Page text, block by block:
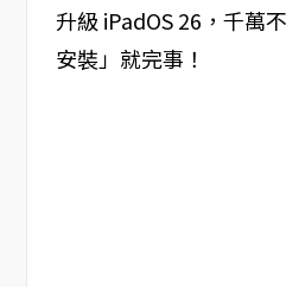
升級 iPadOS 26，千萬
安裝」就完事！